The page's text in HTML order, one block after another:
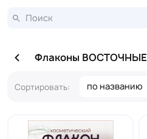
Флаконы ВОСТОЧНЫЕ
Сортировать: по названию